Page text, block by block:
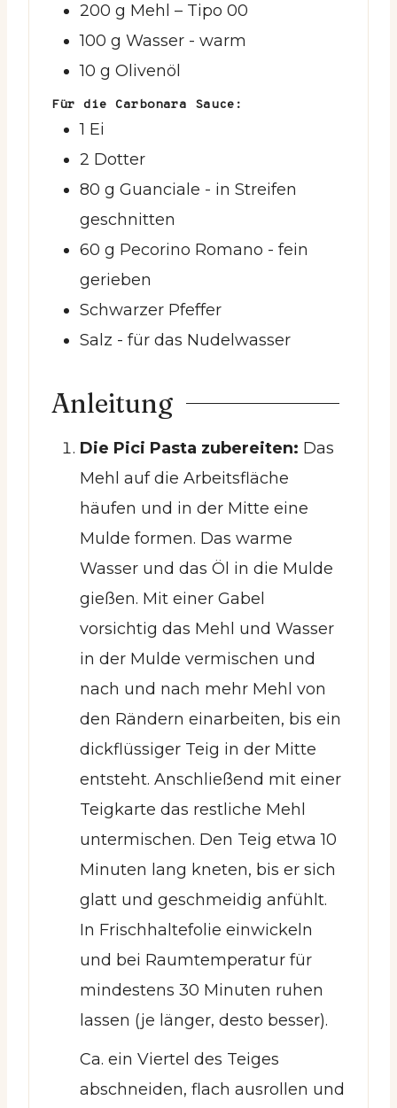
200 g Mehl – Tipo 00
100 g Wasser - warm
10 g Olivenöl
Für die Carbonara Sauce:
1 Ei
2 Dotter
80 g Guanciale - in Streifen
geschnitten
60 g Pecorino Romano - fein
gerieben
Schwarzer Pfeffer
Salz - für das Nudelwasser
Anleitung
Die Pici Pasta zubereiten: Das
Mehl auf die Arbeitsfläche
häufen und in der Mitte eine
Mulde formen. Das warme
Wasser und das Öl in die Mulde
gießen. Mit einer Gabel
vorsichtig das Mehl und Wasser
in der Mulde vermischen und
nach und nach mehr Mehl von
den Rändern einarbeiten, bis ein
dickflüssiger Teig in der Mitte
entsteht. Anschließend mit einer
Teigkarte das restliche Mehl
untermischen. Den Teig etwa 10
Minuten lang kneten, bis er sich
glatt und geschmeidig anfühlt.
In Frischhaltefolie einwickeln
und bei Raumtemperatur für
mindestens 30 Minuten ruhen
lassen (je länger, desto besser).
Ca. ein Viertel des Teiges
abschneiden, flach ausrollen und